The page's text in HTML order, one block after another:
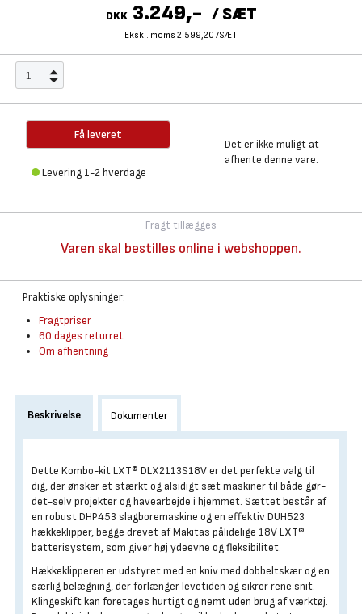
DKK 3.249,- / SÆT
Ekskl. moms 2.599,20 /SÆT
Få leveret
Levering 1-2 hverdage
Det er ikke muligt at
afhente denne vare.
Fragt tillægges
Varen skal bestilles online i webshoppen.
Praktiske oplysninger:
Fragtpriser
60 dages returret
Om afhentning
Beskrivelse Dokumenter
Dette Kombo-kit LXT® DLX2113S18V er det perfekte valg til
dig, der ønsker et stærkt og alsidigt sæt maskiner til både gør-
det-selv projekter og havearbejde i hjemmet. Sættet består af
en robust DHP453 slagboremaskine og en effektiv DUH523
hækkeklipper, begge drevet af Makitas pålidelige 18V LXT®
batterisystem, som giver høj ydeevne og fleksibilitet.
Hækkeklipperen er udstyret med en kniv med dobbeltskær og en
særlig belægning, der forlænger levetiden og sikrer rene snit.
Klingeskift kan foretages hurtigt og nemt uden brug af værktøj.